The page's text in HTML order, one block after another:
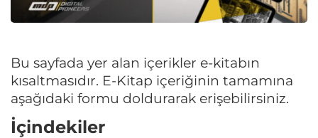
Bu sayfada yer alan içerikler e-kitabın
kısaltmasıdır. E-Kitap içeriğinin tamamına
aşağıdaki formu doldurarak erişebilirsiniz.
İçindekiler